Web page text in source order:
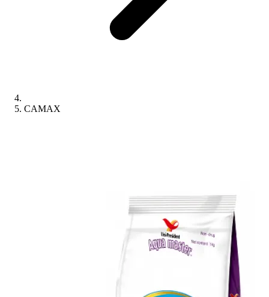
CAMAX